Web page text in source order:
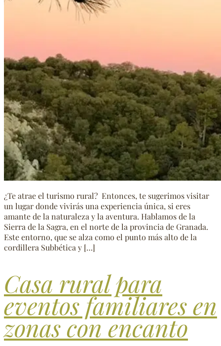
¿Te atrae el turismo rural? Entonces, te sugerimos visitar
un lugar donde vivirás una experiencia única, si eres
amante de la naturaleza y la aventura. Hablamos de la
Sierra de la Sagra, en el norte de la provincia de Granada.
Este entorno, que se alza como el punto más alto de la
cordillera Subbética y […]
Casa rural para
eventos familiares en
zonas con encanto